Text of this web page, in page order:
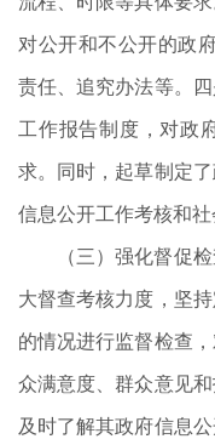
对公开和不公开的政
责任、追究办法等。
工作报告制度，对政
求。同时，起草制定
信息公开工作考核和社
（三）强化督促
大督查考核力度，坚
的情况进行监督检查
众满意度、群众意见
及时了解其政府信息